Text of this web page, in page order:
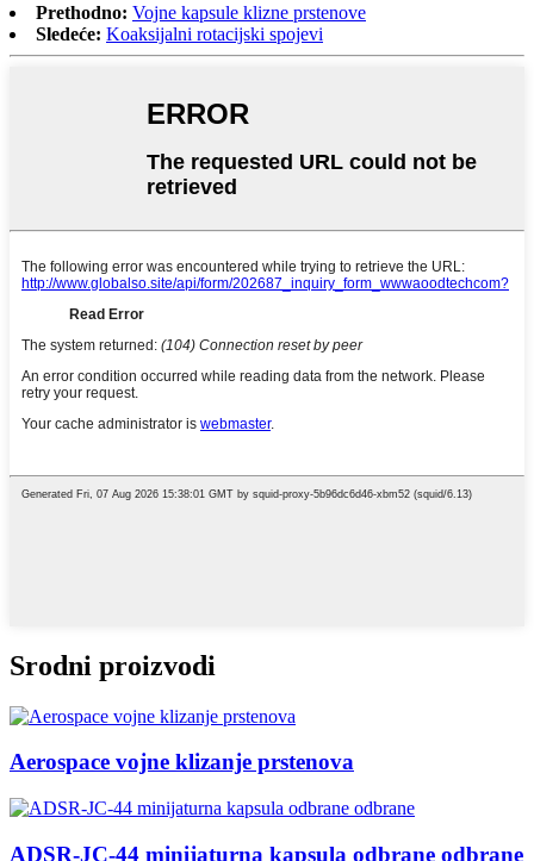
Prethodno: Vojne kapsule klizne prstenove
Sledeće: Koaksijalni rotacijski spojevi
Srodni proizvodi
Aerospace vojne klizanje prstenova
ADSR-JC-44 minijaturna kapsula odbrane odbrane